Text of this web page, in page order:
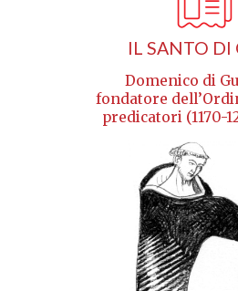
IL SANTO DI
Domenico di
fondatore
predicatori (1170-